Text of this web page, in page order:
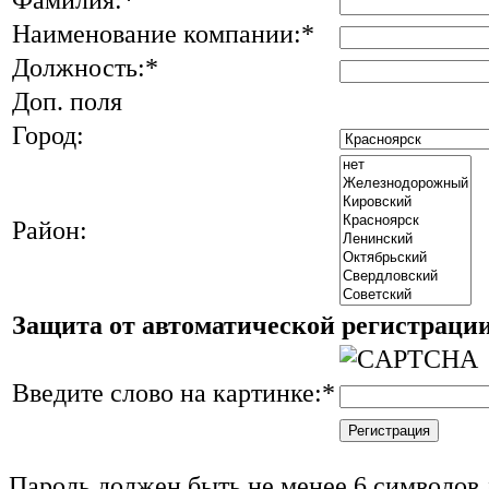
Наименование компании:*
Должность:*
Доп. поля
Город:
Район:
Защита от автоматической
Введите слово на картинке:*